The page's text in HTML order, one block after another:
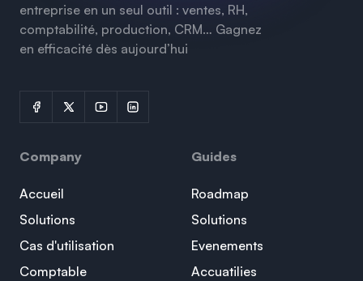
entreprise en un seul outil : ventes, RH,
comptabilité, production, CRM… Gagnez
en efficacité dès aujourd’hui
Company
Accueil
Solutions
Cas d'utilisation
Comptable
Guides
Roadmap
Solutions
Evenements
Accuatilies